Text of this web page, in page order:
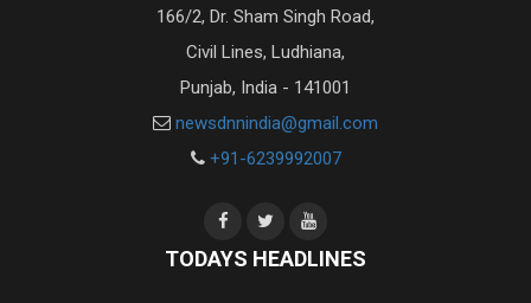
166/2, Dr. Sham Singh Road,
Civil Lines, Ludhiana,
Punjab, India - 141001
newsdnnindia@gmail.com
+91-6239992007
TODAYS HEADLINES